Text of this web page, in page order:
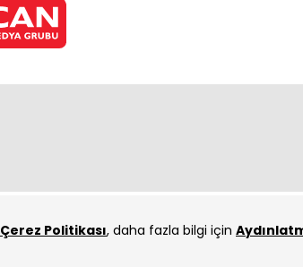
Çerez Politikası, daha fazla bilgi için